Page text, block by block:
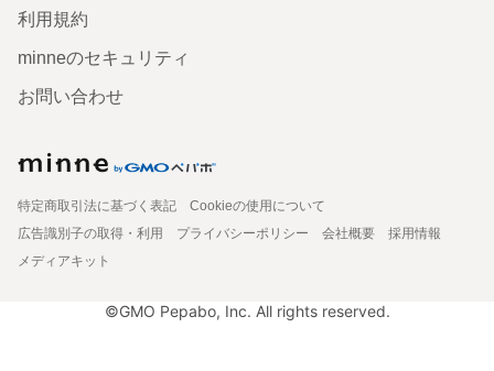
利用規約
minneのセキュリティ
お問い合わせ
特定商取引法に基づく表記
Cookieの使用について
広告識別子の取得・利用
プライバシーポリシー 会社概要
採用情報
メディアキット
©GMO Pepabo, Inc. All rights reserved.